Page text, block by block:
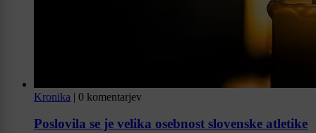
Kronika | 0 komentarjev
Poslovila se je velika osebnost slovenske atletike